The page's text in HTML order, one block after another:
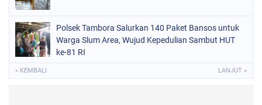
Polsek Tambora Salurkan 140 Paket Bansos untuk
Warga Slum Area, Wujud Kepedulian Sambut HUT
ke-81 RI
« KEMBALI LANJUT »